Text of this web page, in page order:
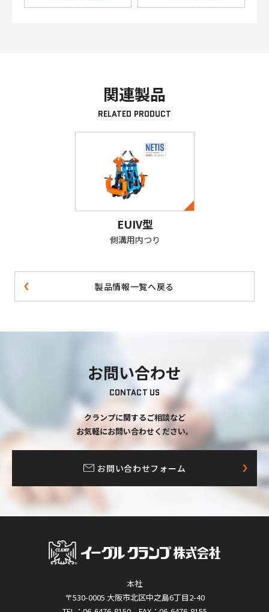
関連製品
RELATED PRODUCT
EUIV型
側溝用内つり
製品情報一覧へ戻る
お問い合わせ
CONTACT US
クランプに関するご相談など
お気軽にお問い合わせください。
お問い合わせフォーム
本社
〒530-0005 大阪市北区中之島6丁目2-40